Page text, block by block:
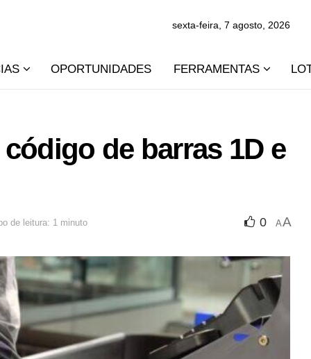
sexta-feira, 7 agosto, 2026
OPORTUNIDADES FERRAMENTAS
de barras 1D e
de leitura: 1 minuto 0 AA